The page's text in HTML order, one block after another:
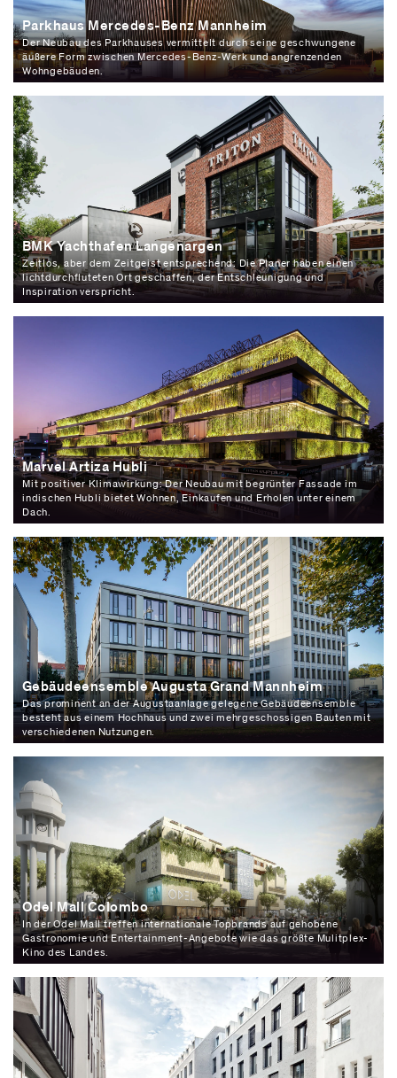
Parkhaus Mercedes-Benz Mannheim
Der Neubau des Parkhauses vermittelt durch seine geschwungene
äußere Form zwischen Mercedes-Benz-Werk und angrenzenden
Wohngebäuden.
BMK Yachthafen Langenargen
Zeitlos, aber dem Zeitgeist entsprechend: Die Planer haben einen
lichtdurchfluteten Ort geschaffen, der Entschleunigung und
Inspiration verspricht.
Marvel Artiza Hubli
Mit positiver Klimawirkung: Der Neubau mit begrünter Fassade im
indischen Hubli bietet Wohnen, Einkaufen und Erholen unter einem
Dach.
Gebäudeensemble Augusta Grand Mannheim
Das prominent an der Augustaanlage gelegene Gebäudeensemble
besteht aus einem Hochhaus und zwei mehrgeschossigen Bauten mit
verschiedenen Nutzungen.
Odel Mall Colombo
In der Odel Mall treffen internationale Topbrands auf gehobene
Gastronomie und Entertainment-Angebote wie das größte Mulitplex-
Kino des Landes.